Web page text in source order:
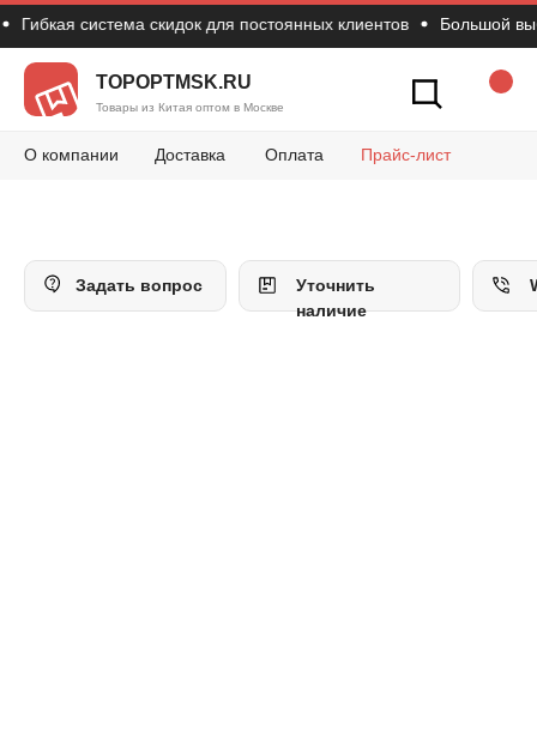
Гибкая система скидок для постоянных клиентов Большой
TOPOPTMSK.RU
Товары из Китая оптом в Москве
О компании Доставка Оплата
Как сделать
Прайс-лист
Уточнить
наличие
Задать вопрос